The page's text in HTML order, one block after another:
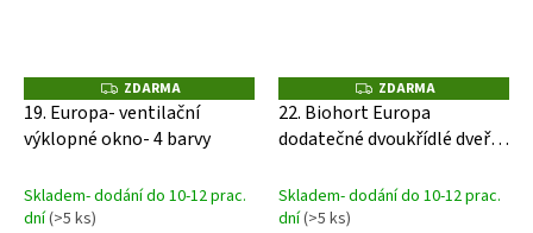
Z
D
A
R
ZDARMA
19. Europa- ventilační
výklopné okno- 4 barvy
Skladem- dodání do 10-12 prac.
dní(>5 ks)
Z
D
A
R
ZDARMA
22. Biohort Europa
dodatečné dvoukřídlé dveře-
Skladem- dodání do 10-12 prac.
dní(>5 ks)